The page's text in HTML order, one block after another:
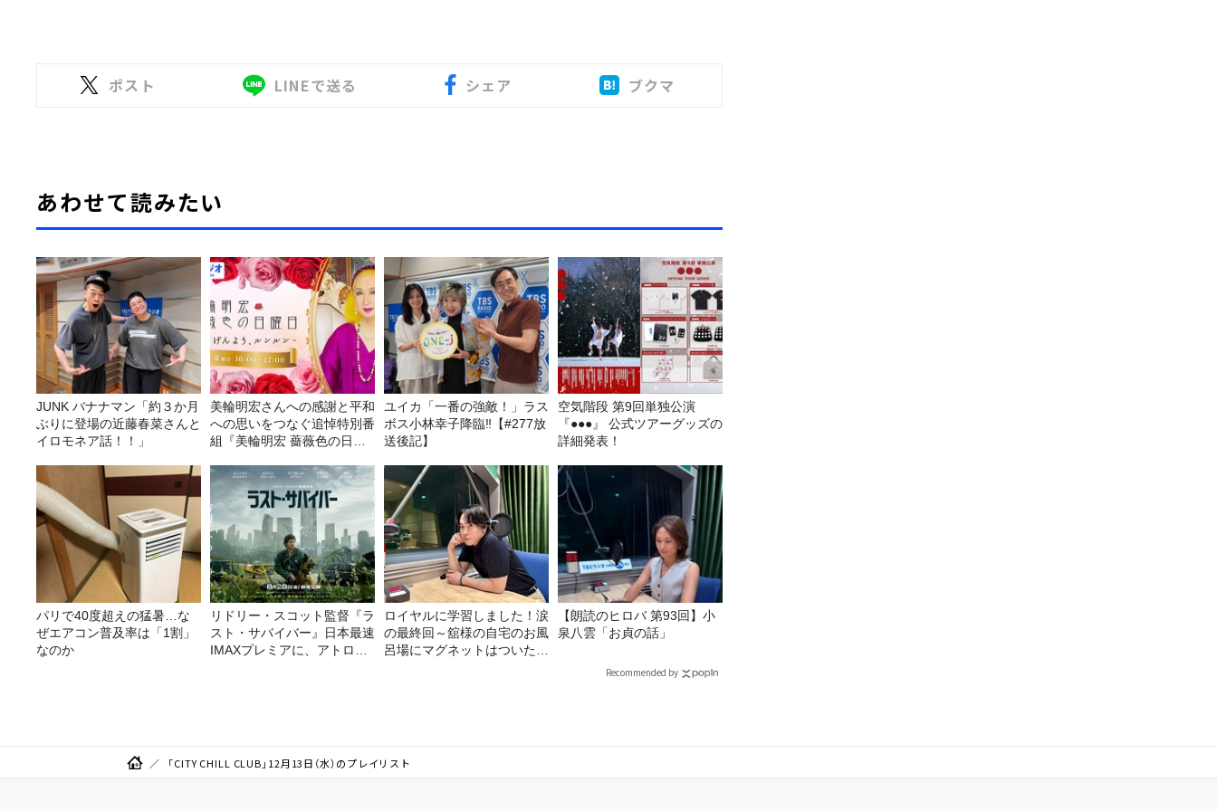
ポスト LINEで送る シェア ブクマ
あわせて読みたい
JUNK バナナマン「約３か月
ぶりに登場の近藤春菜さんと
イロモネア話！！」
美輪明宏さんへの感謝と平和
への思いをつなぐ追悼特別番
組『美輪明宏 薔薇色の日曜
～』8/9（日）16時放送
ユイカ「一番の強敵！」ラス
ボス小林幸子降臨‼【#277放
送後記】
空気階段 第9回単独公演
『●●●』 公式ツアーグッズの
詳細発表！
パリで40度超えの猛暑…な
ぜエアコン普及率は「1割」
なのか
リドリー・スコット監督『ラ
スト・サバイバー』日本最速
IMAXプレミアに、アトロク
ロイヤルに学習しました！涙
の最終回～舘様の自宅のお風
呂場にマグネットはついたの
【朗読のヒロバ 第93回】小
泉八雲「お貞の話」
Recommended by
「CITY CHILL CLUB」12月13日（水）のプレイリスト